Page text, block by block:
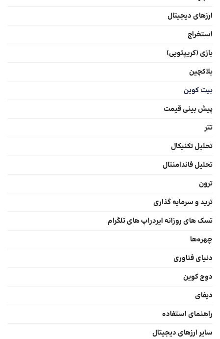
ارزهای دیجیتال
استخراج
بازی (کریپتویی)
بلاکچین
بیت کوین
پیش بینی قیمت
تتر
تحلیل تکنیکال
تحلیل فاندامنتال
ترون
ترید و سرمایه گذاری
تسک های روزانه ایردراپ های تلگرام
چهره‌ها
دنیای فناوری
دوج کوین
دیفای
راهنمای استفاده
سایر ارزهای دیجیتال